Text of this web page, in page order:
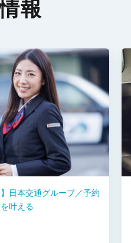
報
日本交通グループ／予約
叶える